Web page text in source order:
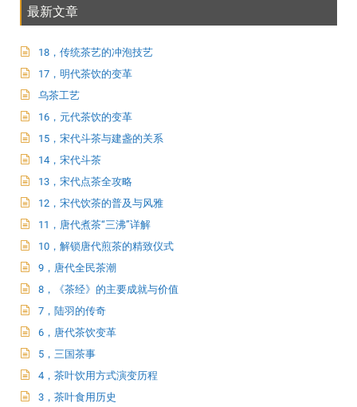
最新文章
18，传统茶艺的冲泡技艺
17，明代茶饮的变革
乌茶工艺
16，元代茶饮的变革
15，宋代斗茶与建盏的关系
14，宋代斗茶
13，宋代点茶全攻略
12，宋代饮茶的普及与风雅
11，唐代煮茶“三沸”详解
10，解锁唐代煎茶的精致仪式
9，唐代全民茶潮
8，《茶经》的主要成就与价值
7，陆羽的传奇
6，唐代茶饮变革
5，三国茶事
4，茶叶饮用方式演变历程
3，茶叶食用历史